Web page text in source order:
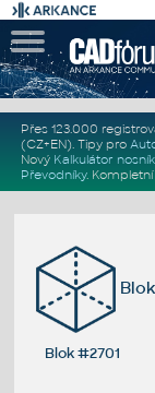
Přes 123.000
(CZ+EN). Tipy pro
Nový Kalkulátor
Převodníky. Kompletní
Blok #2701